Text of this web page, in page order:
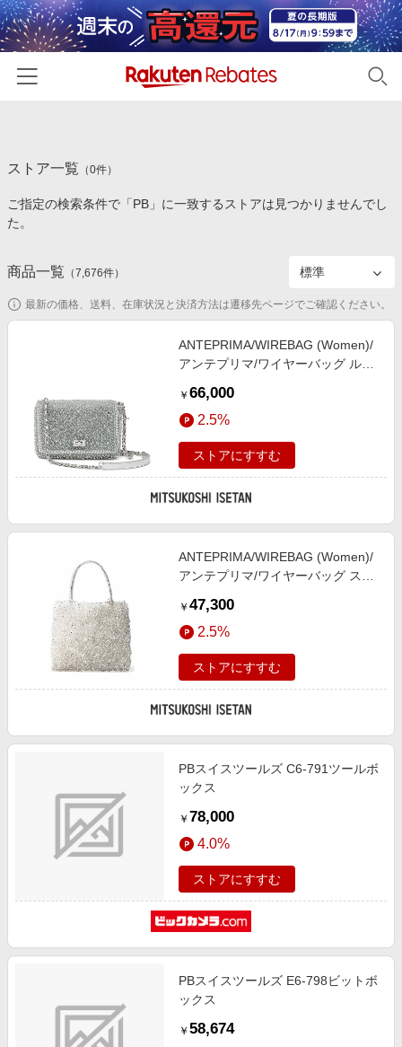
カテゴリー一覧
百貨店・総合ECモール
食品・スイーツ・お酒
コスメ・健康・医薬品
エンタメ
スポーツ・アウトドア・ゴルフ
インテリア・寝具
旅行・レジャー・ホテル予約
生活・お役立ち
金融・マネー・保険
デジタルコンテンツ
ビジネス・その他サービス
イベント一覧
初回購入者限定特典
対象ストア新規限定特典
楽天サービス特集
旅行特集
わくわく夏特集
Qoo10メガポ
Samsung ボーナスキャンペーン
週末の高還元 夏の長期版
ストア一覧 （0件）
ご指定の検索条件で「PB」に一致するストアは見つかりませんでし
た。
商品一覧 （7,676件）
最新の価格、送料、在庫状況と決済方法は遷移先ページでご確認ください。
ANTEPRIMA/WIREBAG (Women)/
アンテプリマ/ワイヤーバッグ ルッ
旅行用かばん・バッグ【三越伊勢
丹/公式】
￥ 66,000
2.5%
ストアにすすむ
ANTEPRIMA/WIREBAG (Women)/
アンテプリマ/ワイヤーバッグ スタ
PB25S12046 シルバー(351) ハンド
バッグ【三越伊勢丹/公式】
￥ 47,300
2.5%
ストアにすすむ
PBスイスツールズ C6-791ツールボ
ックス
￥ 78,000
4.0%
ストアにすすむ
PBスイスツールズ E6-798ビットボ
ックス
￥ 58,674